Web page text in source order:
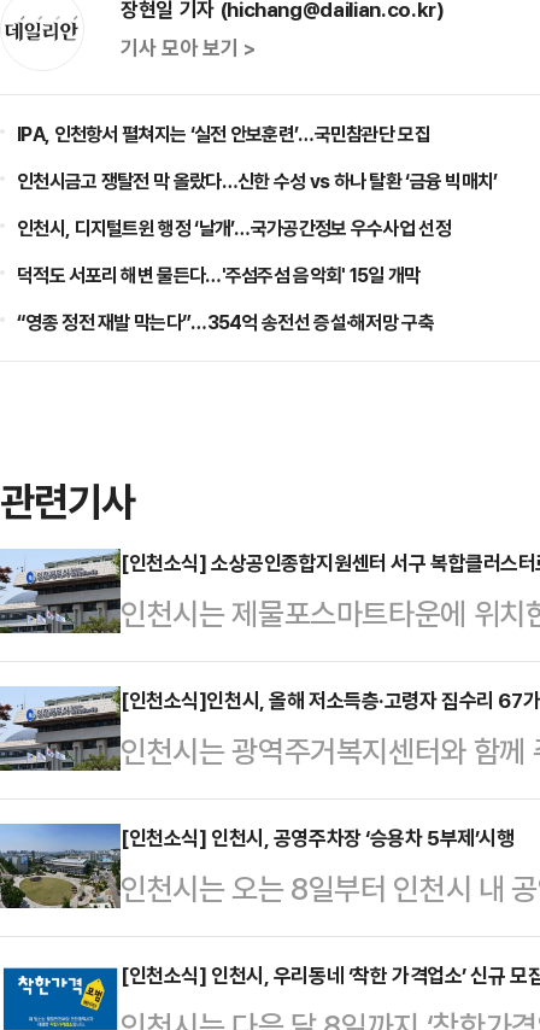
장현일 기자 (hichang@dailian.co.kr)
기사 모아 보기 >
IPA, 인천항서 펼쳐지는 ‘실전 안보훈련’…국민참관단 모집
인천시금고 쟁탈전 막 올랐다…신한 수성 vs 하나 탈환 ‘금융 빅매치’
인천시, 디지털트윈 행정 ‘날개’…국가공간정보 우수사업 선정
덕적도 서포리 해변 물든다…'주섬주섬 음악회' 15일 개막
“영종 정전 재발 막는다”…354억 송전선 증설·해저망 구축
관련기사
[인천소식] 소상공인종합지원센터 서구 복합클러스
인천시는 제물포스마트타운에 위
상공인복합클러스터로 이전한다고
상 8층, 지하 2층 규모(연면적 1만
지점과 센터, 지역 소상공인 관련
이다.인천신용보증재단은 이미 입
일부터 본격적인 업무를 시작할 예
라 창업, 경영 개선, 상권 활성화, 금
적으로 연계되며 한 곳에서…
[인천소식]인천시, 올해 저소득층·고령자 집수리 67
인천시는 광역주거복지센터와 함
생활여건 조성을 위해 ‘집수리 지
은 노후화된 주택에 거주하는 중위
활 불편을 해소하고 주거 안전을 강
까지 군·구를 통해 대상자를 추천
구를 선정 한 후 6월부터 집수리에
[인천소식] 인천시, 공영주차장 ‘승용차 5부제’시행
인천시는 오는 8일부터 인천시 내
시행한다고 7일 밝혔다.‘승용차 5
일별로 공영주차장 출입을 제한하
[인천소식] 인천시, 우리동네 ‘착한 가격업소’ 신규 모